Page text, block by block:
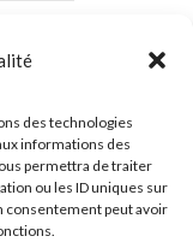
des technologies
informations des
permettra de traiter
ou les ID uniques sur
consentement peut avoir
mon site dans